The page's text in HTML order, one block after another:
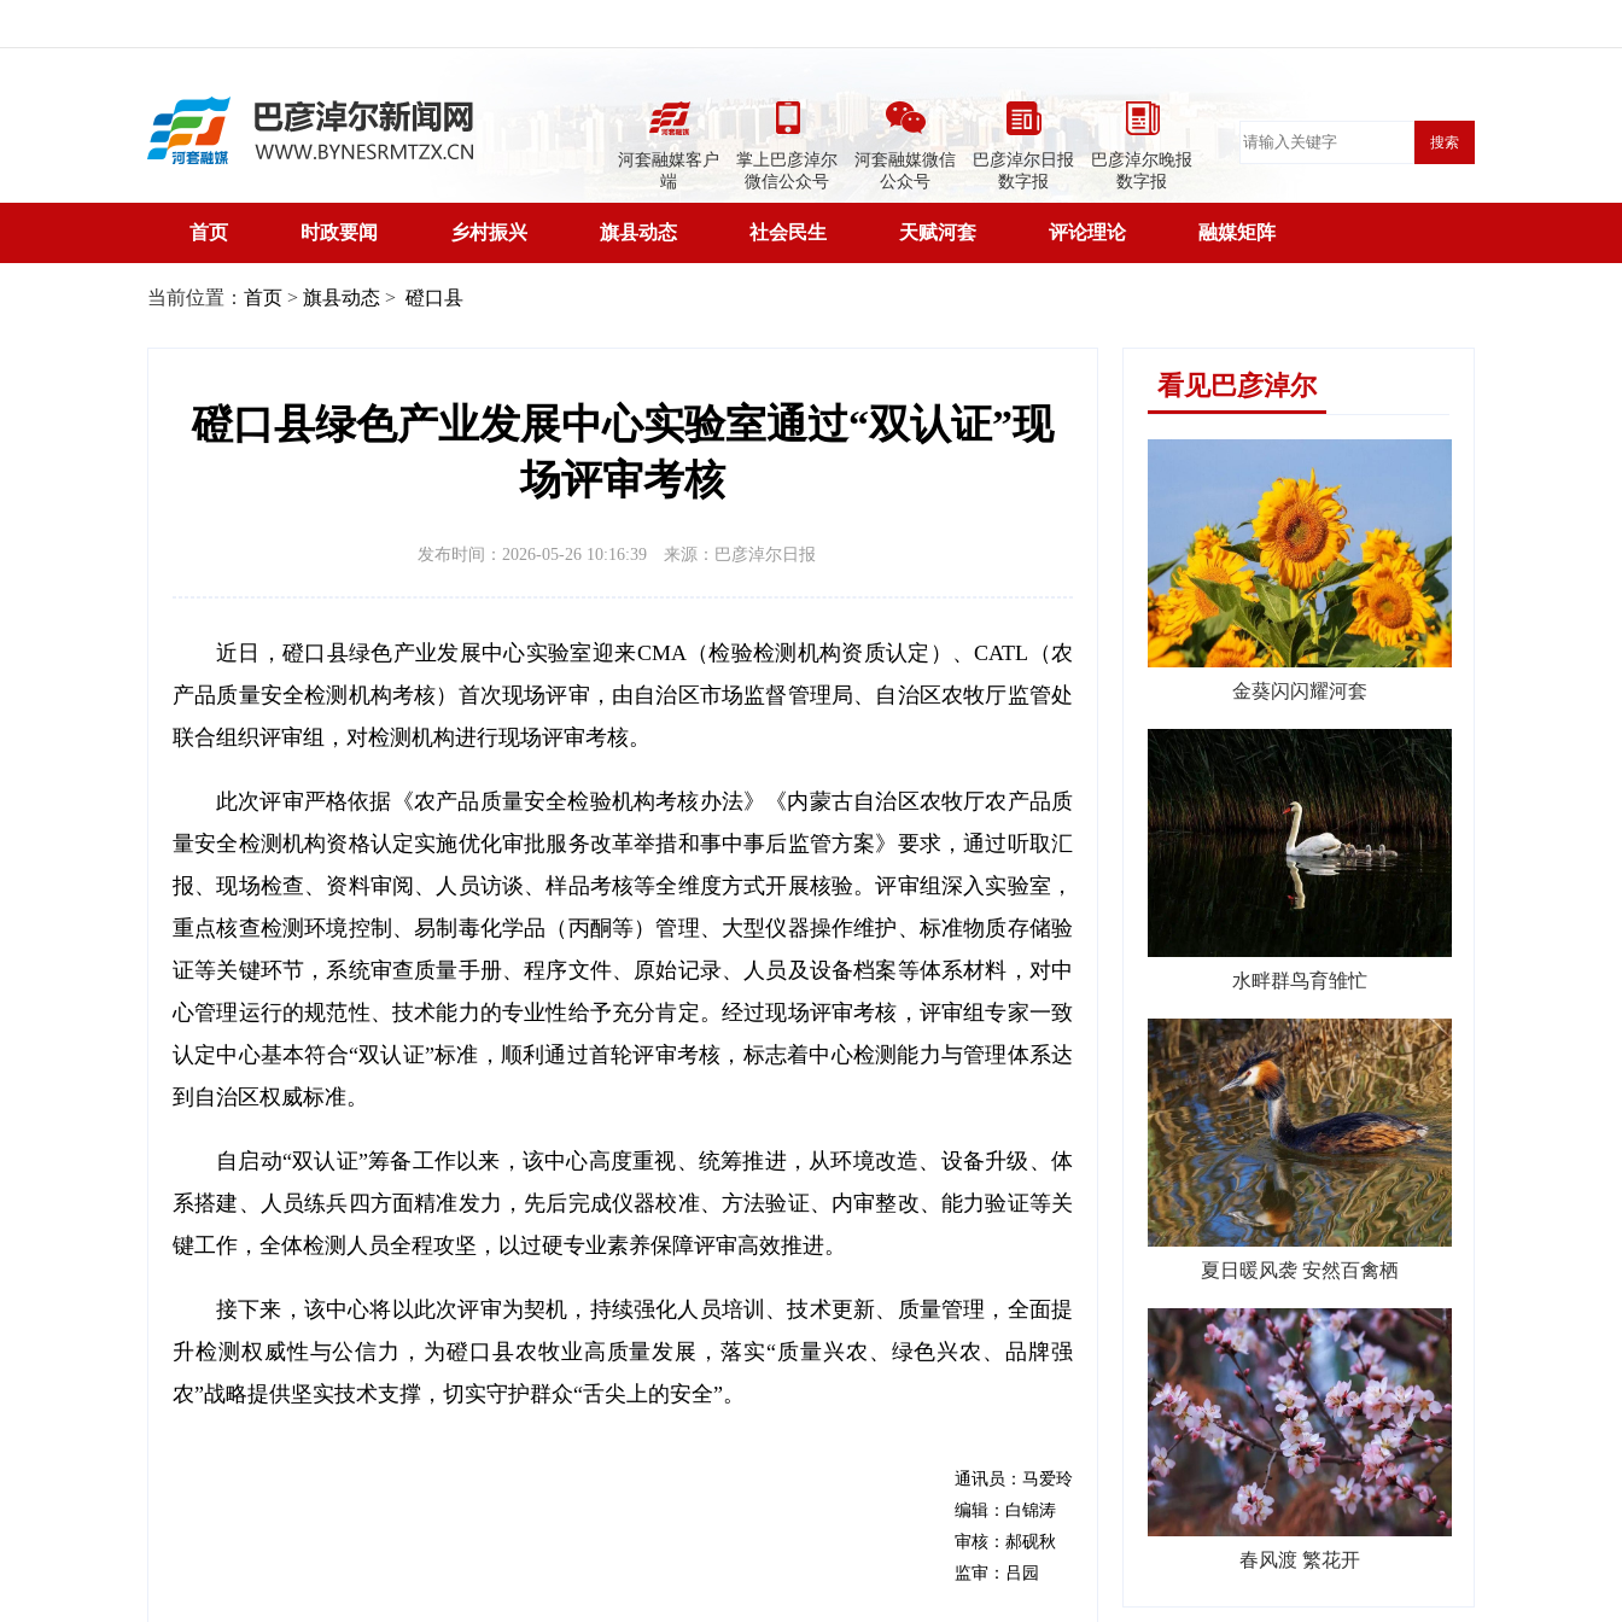
河套融媒客户
端
掌上巴彦淖尔
微信公众号
河套融媒微信
公众号
巴彦淖尔日报
数字报
巴彦淖尔晚报
数字报
搜索
首页 时政要闻 乡村振兴 旗县动态 社会民生 天赋河套 评论理论 融媒矩阵
当前位置： 首页 > 旗县动态 > 磴口县
磴口县绿色产业发展中心实验室通过“双认证”现
场评审考核
发布时间：2026-05-26 10:16:39 来源：巴彦淖尔日报
近日，磴口县绿色产业发展中心实验室迎来CMA（检验检测机构资质认定）、CATL（农
产品质量安全检测机构考核）首次现场评审，由自治区市场监督管理局、自治区农牧厅监管处
联合组织评审组，对检测机构进行现场评审考核。
此次评审严格依据《农产品质量安全检验机构考核办法》《内蒙古自治区农牧厅农产品质
量安全检测机构资格认定实施优化审批服务改革举措和事中事后监管方案》要求，通过听取汇
报、现场检查、资料审阅、人员访谈、样品考核等全维度方式开展核验。评审组深入实验室，
重点核查检测环境控制、易制毒化学品（丙酮等）管理、大型仪器操作维护、标准物质存储验
证等关键环节，系统审查质量手册、程序文件、原始记录、人员及设备档案等体系材料，对中
心管理运行的规范性、技术能力的专业性给予充分肯定。经过现场评审考核，评审组专家一致
认定中心基本符合“双认证”标准，顺利通过首轮评审考核，标志着中心检测能力与管理体系达
到自治区权威标准。
自启动“双认证”筹备工作以来，该中心高度重视、统筹推进，从环境改造、设备升级、体
系搭建、人员练兵四方面精准发力，先后完成仪器校准、方法验证、内审整改、能力验证等关
键工作，全体检测人员全程攻坚，以过硬专业素养保障评审高效推进。
接下来，该中心将以此次评审为契机，持续强化人员培训、技术更新、质量管理，全面提
升检测权威性与公信力，为磴口县农牧业高质量发展，落实“质量兴农、绿色兴农、品牌强
农”战略提供坚实技术支撑，切实守护群众“舌尖上的安全”。
通讯员：马爱玲
编辑：白锦涛
审核：郝砚秋
监审：吕园
看见巴彦淖尔
金葵闪闪耀河套
水畔群鸟育雏忙
夏日暖风袭 安然百禽栖
春风渡 繁花开